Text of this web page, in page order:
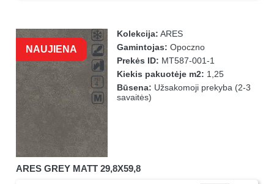
NAUJIENA
Kolekcija: ARES
Gamintojas: Opoczno
Prekės ID: MT587-001-1
Kiekis pakuotėje m2: 1,25
Būsena: Užsakomoji prekyba (2-3
savaitės)
ARES GREY MATT 29,8X59,8